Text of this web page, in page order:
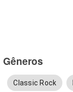
Gêneros
Classic Rock